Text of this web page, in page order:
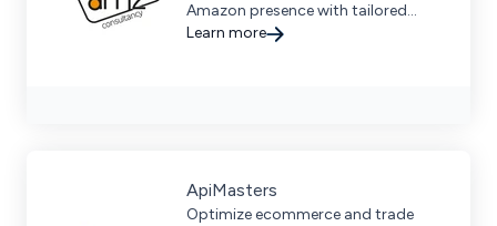
Amazon presence with tailored
strategies, data-driven insights,
Learn more
ApiMasters
Optimize ecommerce and trade